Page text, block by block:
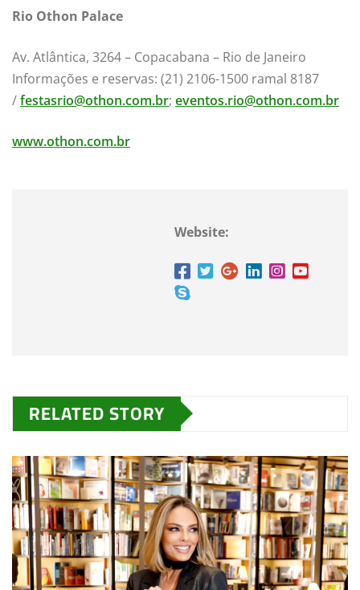
Rio Othon Palace
Av. Atlântica, 3264 – Copacabana – Rio de Janeiro
Informações e reservas: (21) 2106-1500 ramal 8187
/festasrio@othon.com.br; eventos.rio@othon.com.br
www.othon.com.br
Website:
RELATED STORY